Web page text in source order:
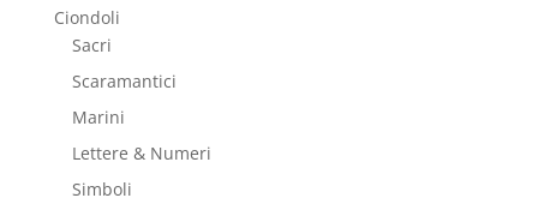
Ciondoli
Sacri
Scaramantici
Marini
Lettere & Numeri
Simboli